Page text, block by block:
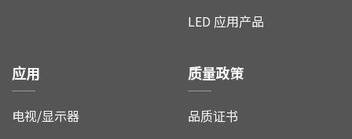
LED 应用产品
应用
电视/显示器
质量政策
品质证书